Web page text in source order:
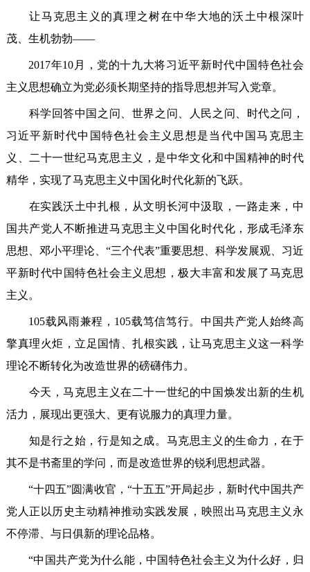
让马克思主义的真理之树在中华大地的沃土中根深叶
茂、生机勃勃——
2017年10月，党的十九大将习近平新时代中国特色社会
主义思想确立为党必须长期坚持的指导思想并写入党章。
科学回答中国之问、世界之问、人民之问、时代之问，
习近平新时代中国特色社会主义思想是当代中国马克思主
义、二十一世纪马克思主义，是中华文化和中国精神的时代
精华，实现了马克思主义中国化时代化新的飞跃。
在实践沃土中扎根，从文明长河中汲取，一路走来，中
国共产党人不断推进马克思主义中国化时代化，形成毛泽东
思想、邓小平理论、“三个代表”重要思想、科学发展观、习近
平新时代中国特色社会主义思想，极大丰富和发展了马克思
主义。
105载风雨兼程，105载笃信笃行。中国共产党人始终高
擎真理火炬，立足国情、扎根实践，让马克思主义这一科学
理论不断转化为改造世界的磅礴伟力。
今天，马克思主义在二十一世纪的中国焕发出新的生机
活力，展现出更强大、更有说服力的真理力量。
知是行之始，行是知之成。马克思主义的生命力，在于
其不是书斋里的学问，而是改造世界的锐利思想武器。
“十四五”圆满收官，“十五五”开局起步，新时代中国共产
党人正以历史主动精神推动实践发展，映照出马克思主义永
不停滞、与日俱新的理论品格。
“中国共产党为什么能，中国特色社会主义为什么好，归